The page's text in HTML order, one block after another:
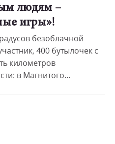
людям –
игры»!
безоблачной
400 бутылочек с
километров
в Магнитого...